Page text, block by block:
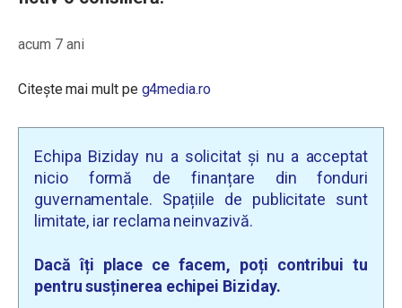
acum 7 ani
Citește mai mult pe g4media.ro
Echipa Biziday nu a solicitat și nu a acceptat
nicio formă de finanțare din fonduri
guvernamentale. Spațiile de publicitate sunt
limitate, iar reclama neinvazivă.
Dacă îți place ce facem, poți contribui tu
pentru susținerea echipei Biziday.